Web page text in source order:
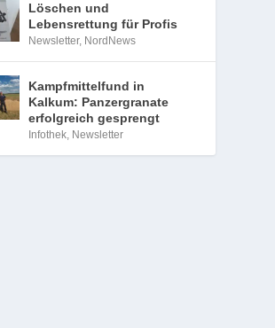
Löschen und
Lebensrettung für Profis
Newsletter, NordNews
Kampfmittelfund in
Kalkum: Panzergranate
erfolgreich gesprengt
Infothek, Newsletter